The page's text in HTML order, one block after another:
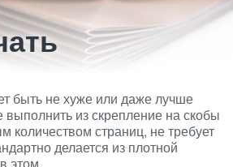
быть не хуже или даже лучше
из скрепление на скобы
количеством страниц, не требует
делается из плотной